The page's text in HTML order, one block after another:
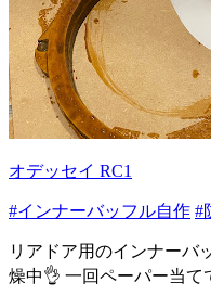
オデッセイ RC1
#インナーバッフル自作 #
リアドア用のインナーバ
燥中👌 一回ペーパー当て